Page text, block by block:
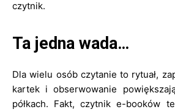
czytnik.
Ta jedna wada…
Dla wielu osób czytanie to rytuał,
kartek i obserwowanie
półkach. Fakt, czytnik e-booków